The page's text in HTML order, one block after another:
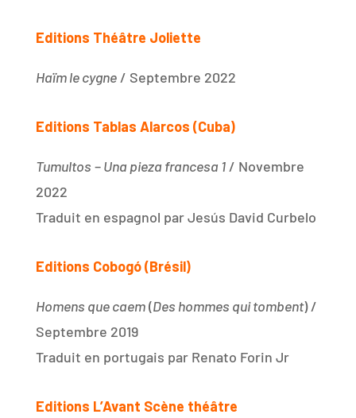
Editions Théâtre Joliette
Haïm le cygne/ Septembre 2022
Editions Tablas Alarcos (Cuba)
Tumultos –Una pieza francesa 1/ Novembre
2022
Traduit en espagnol par Jesús David Curbelo
Editions Cobogó (Brésil)
Homens que caem(Des hommes qui tombent) /
Septembre 2019
Traduit en portugais par Renato Forin Jr
Editions L’Avant Scène théâtre